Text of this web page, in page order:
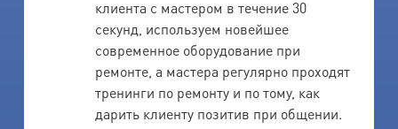
клиента с мастером в течение 30
секунд, используем новейшее
современное оборудование при
ремонте, а мастера регулярно проходят
тренинги по ремонту и по тому, как
дарить клиенту позитив при общении.